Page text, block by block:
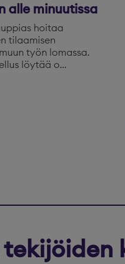
alle minuutissa
hoitaa
tilaamisen
työn lomassa.
löytää o…